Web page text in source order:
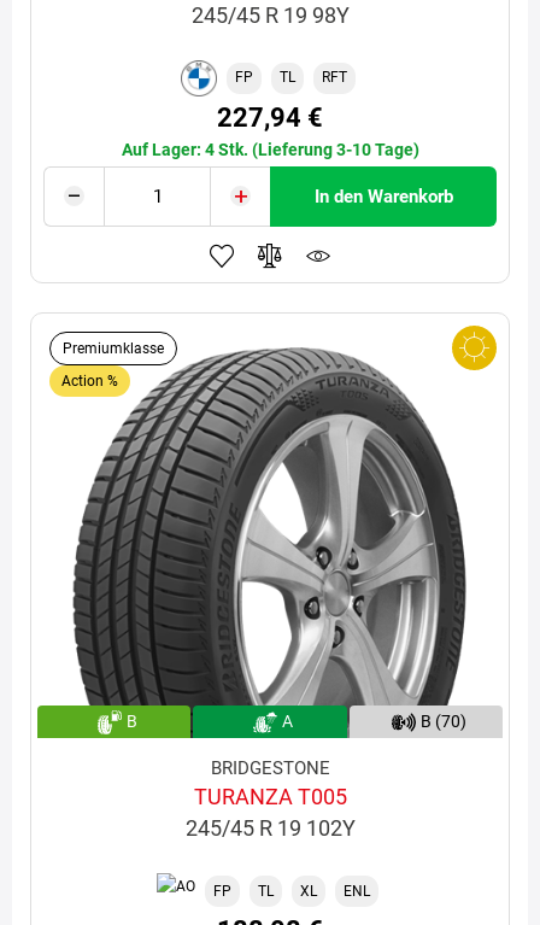
245/45 R 19 98Y
FP TL RFT
227,94 €
Auf Lager: 4 Stk. (Lieferung 3-10 Tage)
In den Warenkorb
Premiumklasse
Action %
B A B (70)
BRIDGESTONE
TURANZA T005
245/45 R 19 102Y
FP TL XL ENL